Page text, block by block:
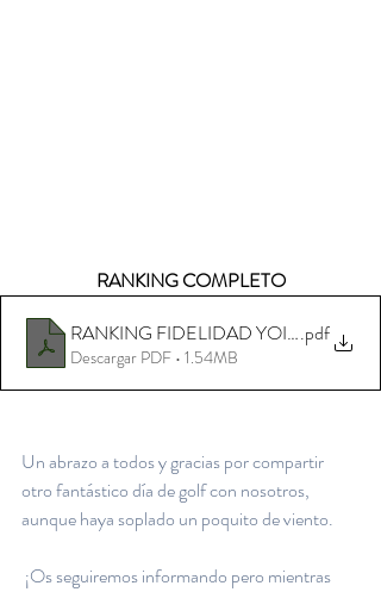
RANKING COMPLETO
RANKING FIDELIDAD YOINGOLF
.pdf
Descargar PDF • 1.54MB
Un abrazo a todos y gracias por compartir
otro fantástico día de golf con nosotros,
aunque haya soplado un poquito de viento.